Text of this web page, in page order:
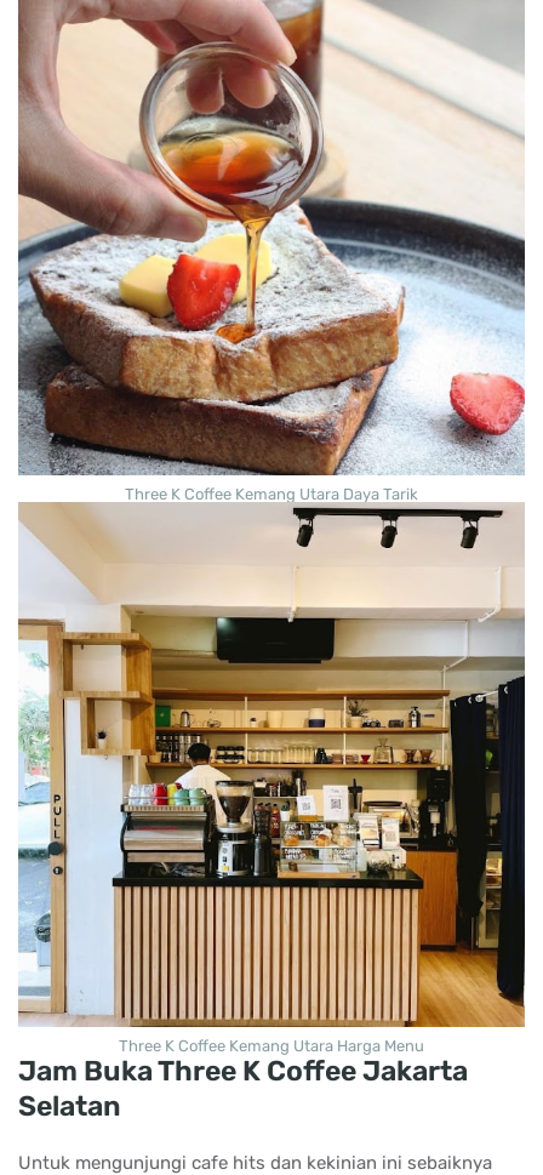
Three K Coffee Kemang Utara Daya Tarik
Three K Coffee Kemang Utara Harga Menu
Jam Buka Three K Coffee Jakarta
Selatan
Untuk mengunjungi cafe hits dan kekinian ini sebaiknya